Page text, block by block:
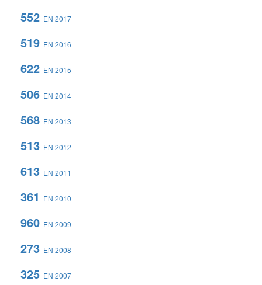
552 EN 2017
519 EN 2016
622 EN 2015
506 EN 2014
568 EN 2013
513 EN 2012
613 EN 2011
361 EN 2010
960 EN 2009
273 EN 2008
325 EN 2007